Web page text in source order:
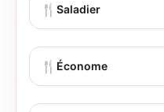
🍴 Saladier
🍴 Économe